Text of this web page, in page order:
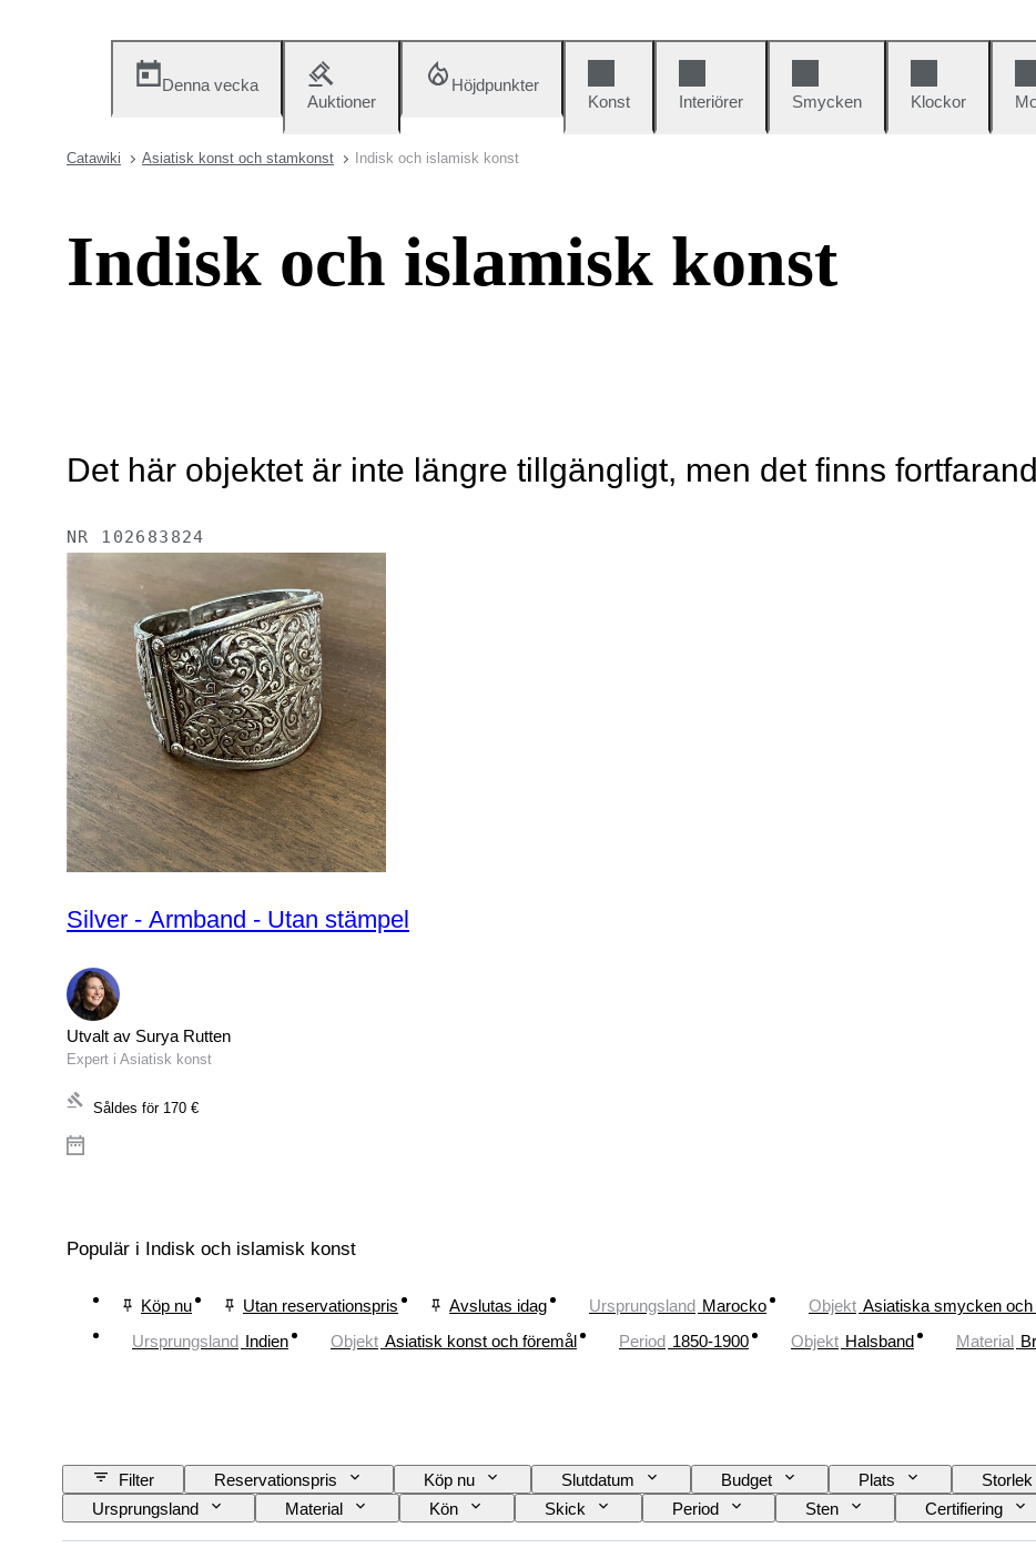
Denna vecka
Auktioner
Höjdpunkter
Konst
Interiörer Smycken Klockor
Catawiki Asiatisk konst och stamkonst Indisk och islamisk konst
Indisk och islamisk konst
Det här objektet är inte längre tillgängligt, men det finns
NR 102683824
Silver - Armband - Utan stämpel
Utvalt av Surya Rutten
Expert i Asiatisk konst
Såldes för 170 €
Populär i Indisk och islamisk konst
Köp nu Utan reservationspris Avslutas idag Ursprungsland Marocko Objekt Asiatiska smycken
Ursprungsland Indien Objekt Asiatisk konst och föremål Period 1850-1900 Objekt Halsband Material
Filter Reservationspris Köp nu Slutdatum Budget Plats Storlek
Ursprungsland
Material Kön Skick Period Sten Certifiering
Teknik
Signatur Färg Mineral Mineralform Produktstorlek